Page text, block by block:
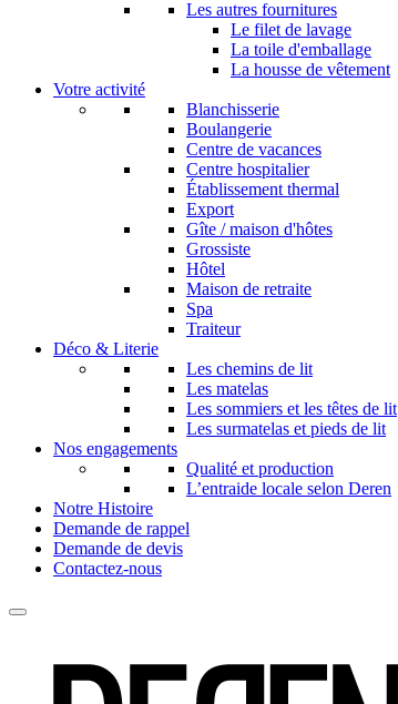
Les autres fournitures
Le filet de lavage
La toile d'emballage
La housse de vêtement
Votre activité
Blanchisserie
Boulangerie
Centre de vacances
Centre hospitalier
Établissement thermal
Export
Gîte / maison d'hôtes
Grossiste
Hôtel
Maison de retraite
Spa
Traiteur
Déco & Literie
Les chemins de lit
Les matelas
Les sommiers et les têtes de lit
Les surmatelas et pieds de lit
Nos engagements
Qualité et production
L’entraide locale selon Deren
Notre Histoire
Demande de rappel
Demande de devis
Contactez-nous